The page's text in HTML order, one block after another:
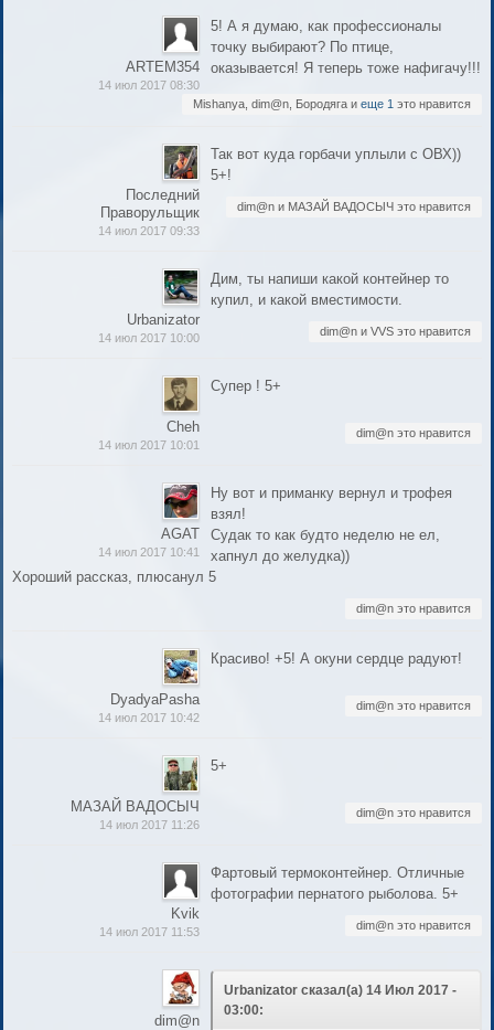
ARTEM354
14 июл 2017 08:30
5! А я думаю, как профессионалы
точку выбирают? По птице,
оказывается! Я теперь тоже нафигачу!!!
Mishanya, dim@n, Бородяга и еще 1 это нравится
Последний
Праворульщик
14 июл 2017 09:33
Так вот куда горбачи уплыли с ОВХ))
5+!
dim@n и МАЗАЙ ВАДОСЫЧ это нравится
Urbanizator
14 июл 2017 10:00
Дим, ты напиши какой контейнер то
купил, и какой вместимости.
dim@n и VVS это нравится
Cheh
14 июл 2017 10:01
Супер ! 5+
dim@n это нравится
AGAT
14 июл 2017 10:41
Ну вот и приманку вернул и трофея
взял!
Судак то как будто неделю не ел,
хапнул до желудка))
Хороший рассказ, плюсанул 5
dim@n это нравится
DyadyaPasha
14 июл 2017 10:42
Красиво! +5! А окуни сердце радуют!
dim@n это нравится
МАЗАЙ ВАДОСЫЧ
14 июл 2017 11:26
5+
dim@n это нравится
Kvik
14 июл 2017 11:53
Фартовый термоконтейнер. Отличные
фотографии пернатого рыболова. 5+
dim@n это нравится
dim@n
Urbanizator сказал(а) 14 Июл 2017 -
03:00: